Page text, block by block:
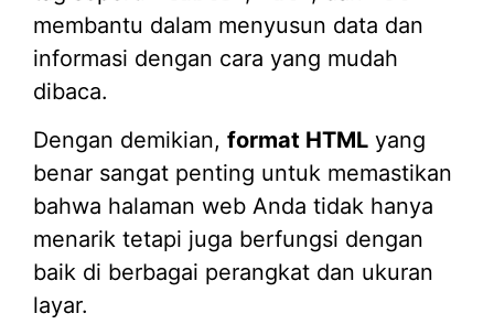
membantu dalam menyusun data dan
informasi dengan cara yang mudah
dibaca.
Dengan demikian, format HTML yang
benar sangat penting untuk memastikan
bahwa halaman web Anda tidak hanya
menarik tetapi juga berfungsi dengan
baik di berbagai perangkat dan ukuran
layar.